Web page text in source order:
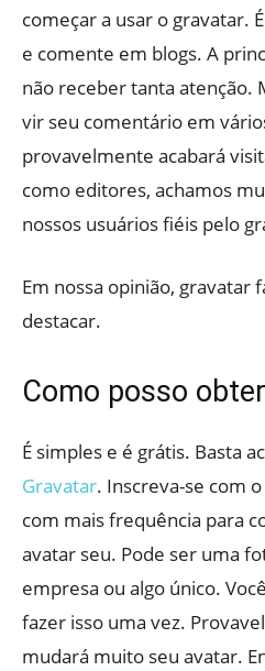
começar a usar o gravatar.
e comente em blogs. A
não receber tanta atenção.
vir seu comentário em
provavelmente acabará
como editores, achamos
nossos usuários fiéis pelo
Em nossa opinião, gravatar
destacar.
Como posso
É simples e é grátis. Basta
Gravatar. Inscreva-se com
com mais frequência para
avatar seu. Pode ser uma
empresa ou algo único.
fazer isso uma vez.
mudará muito seu avatar.